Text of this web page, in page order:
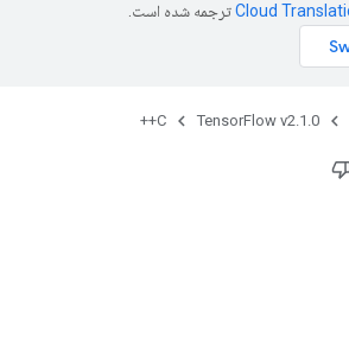
ترجمه شده است.
TensorFlow v2.1.0
C++